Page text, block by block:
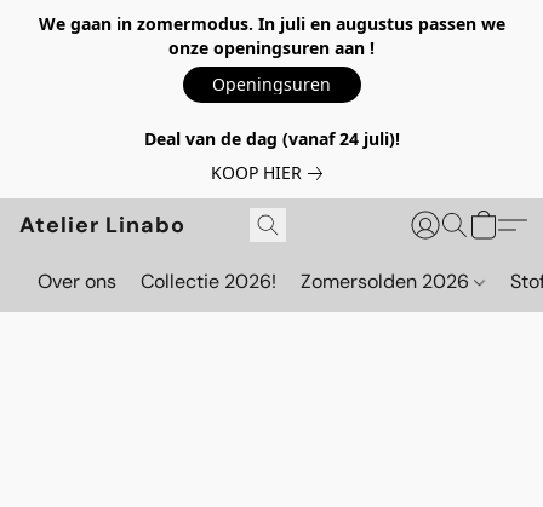
We gaan in zomermodus. In juli en augustus passen we
onze openingsuren aan !
Openingsuren
Deal van de dag (vanaf 24 juli)!
KOOP HIER
Atelier Linabo
Over ons Collectie 2026! Zomersolden 2026